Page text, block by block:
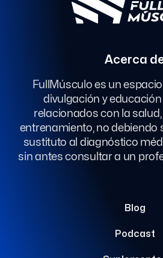
Acerca
FullMúsculo es un
divulgación y
relacionados con la salud,
entrenamiento, no debiendo
sustituto al diagnóstico
sin antes consultar a un
Blog
Podcast